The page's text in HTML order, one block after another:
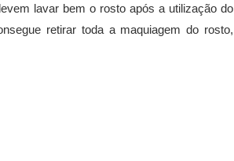
lavar bem o rosto após a utilização do
retirar toda a maquiagem do rosto,